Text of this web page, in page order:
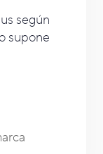
según
supone